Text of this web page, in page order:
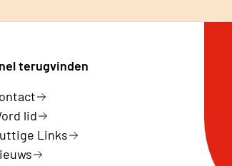
terugvinden
lid
Links